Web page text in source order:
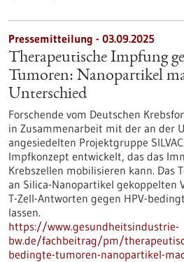
Pressemitteilung - 03.09.2025
Therapeutische Impfung
Tumoren: Nanopartikel
Unterschied
Forschende vom Deutschen
in Zusammenarbeit mit der an der
angesiedelten Projektgruppe
Impfkonzept entwickelt, das das
Krebszellen mobilisieren kann. Das
an Silica-Nanopartikel gekoppelten
T-Zell-Antworten gegen HPV-
lassen.
https://www.gesundheitsindustrie-
bw.de/fachbeitrag/pm/
bedingte-tumoren-nanopartikel-